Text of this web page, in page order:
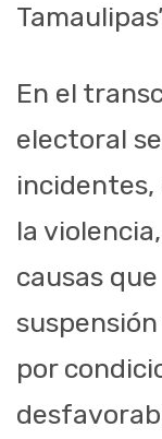
En el
electoral
incidentes,
la
causas
por